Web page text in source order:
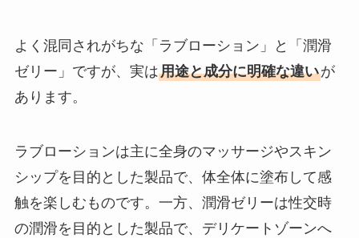
よく混同されがちな「ラブローション」と「潤滑
ゼリー」ですが、実は用途と成分に明確な違いが
あります。
ラブローションは主に全身のマッサージやスキン
シップを目的とした製品で、体全体に塗布して感
触を楽しむものです。一方、潤滑ゼリーは性交時
の潤滑を目的とした製品で、デリケートゾーンへ